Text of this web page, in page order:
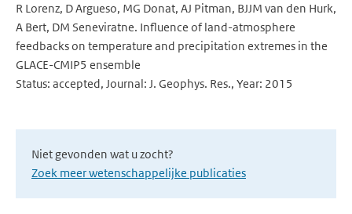
R Lorenz, D Argueso, MG Donat, AJ Pitman, BJJM van den Hurk,
A Bert, DM Seneviratne. Influence of land-atmosphere
feedbacks on temperature and precipitation extremes in the
GLACE-CMIP5 ensemble
Status: accepted, Journal: J. Geophys. Res., Year: 2015
Niet gevonden wat u zocht?
Zoek meer wetenschappelijke publicaties